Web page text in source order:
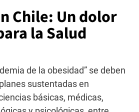
Chile: Un dolor
la Salud
de la obesidad” se deben
sustentadas en
básicas, médicas,